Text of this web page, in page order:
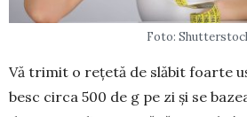
Foto:
Vă trimit o rețetă de slăbit foarte
besc circa 500 de g pe zi și se